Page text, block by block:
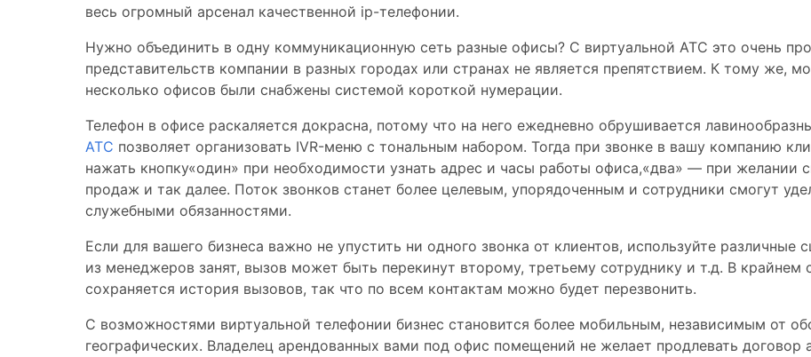
весь огромный арсенал качественной ip-телефонии.
Нужно объединить в одну коммуникационную сеть разные офисы? С виртуальной АТС это очень
представительств компании в разных городах или странах не является препятствием. К тому же,
несколько офисов были снабжены системой короткой нумерации.
Телефон в офисе раскаляется докрасна, потому что на него ежедневно обрушивается
АТС позволяет организовать IVR-меню с тональным набором. Тогда при звонке в вашу компанию
нажать кнопку«один» при необходимости узнать адрес и часы работы офиса,«два» — при желании
продаж и так далее. Поток звонков станет более целевым, упорядоченным и сотрудники смогут
служебными обязанностями.
Если для вашего бизнеса важно не упустить ни одного звонка от клиентов, используйте различные
из менеджеров занят, вызов может быть перекинут второму, третьему сотруднику и т.д. В крайнем
сохраняется история вызовов, так что по всем контактам можно будет перезвонить.
С возможностями виртуальной телефонии бизнес становится более мобильным, независимым от
географических. Владелец арендованных вами под офис помещений не желает продлевать договор